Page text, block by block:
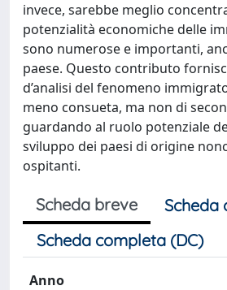
invece, sarebbe meglio
potenzialità economiche delle
sono numerose e importanti,
paese. Questo contributo
d’analisi del fenomeno
meno consueta, ma non di
guardando al ruolo potenziale
sviluppo dei paesi di origine
ospitanti.
Scheda breve
Scheda
Scheda completa (DC)
Anno